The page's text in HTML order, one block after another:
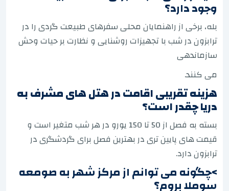
وجود دارد؟
بله، برخی از راهنمایان محلی سفرهای طبیعت گردی را در
ترابزون در شب با تجهیزات روشنایی و نظارت بر حیات وحش
سازماندهی
می کنند.
هزینه تقریبی اقامت در هتل های مشرف به
دریا چقدر است؟
بسته به فصل از 50 تا 150 یورو در هر شب متغیر است و
قیمت های پایین تری در بهترین فصل برای گردشگری در
ترابزون دارد.
>چگونه می توانم از مرکز شهر به صومعه
سوملا بروم؟